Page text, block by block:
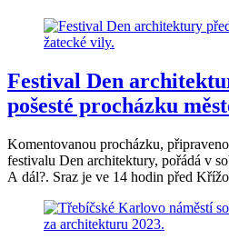
Festival Den
pošesté procházku
Komentovanou procházku,
festivalu Den architektury, pořádá v
A dál?. Sraz je ve 14 hodin před